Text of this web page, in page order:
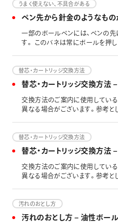
させていただきます。
うまく使えない、不具合がある
ペン先から針金のようなもの
一部のボールペンには、ペンの
す。 このバネは常にボールを押し
間からインキが流れでます。 その
まうと、この「バネの端」がペン先
金が入っていたかのように」見え
替芯・カートリッジ交換方法
替芯・カートリッジ交換方法
交換方法のご案内に使用してい
異なる場合がございます。参考と
替芯・カートリッジ交換方法
替芯・カートリッジ交換方法
交換方法のご案内に使用してい
異なる場合がございます。参考と
汚れのおとし方
汚れのおとし方 – 油性ボー